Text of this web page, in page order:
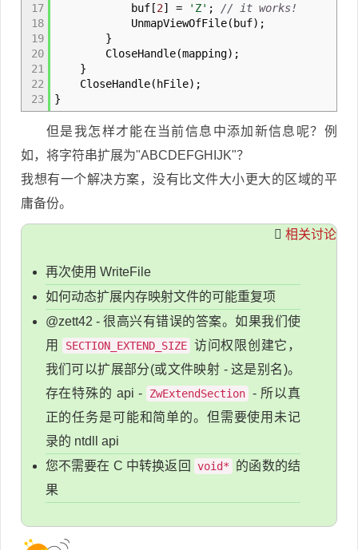
17
18
19
20
21
22
23
buf [2] = 'Z' ;
// it works!
UnmapViewOfFile( buf) ;
}
CloseHandle(mapping) ;
}
CloseHandle( hFile) ;
}
但是我怎样才能在当前信息中添加新信息呢？例
如，将字符串扩展为"ABCDEFGHIJK"？
我想有一个解决方案，没有比文件大小更大的区域的平
庸备份。
相关讨论
再次使用 WriteFile
如何动态扩展内存映射文件的可能重复项
@zett42 - 很高兴有错误的答案。如果我们使
用
SECTION_EXTEND_SIZE 访问权限创建它，
我们可以扩展部分(或文件映射 - 这是别名)。
存在特殊的 api -
ZwExtendSection - 所以真
正的任务是可能和简单的。但需要使用未记
录的 ntdll api
您不需要在 C 中转换返回
void*
的函数的结
果